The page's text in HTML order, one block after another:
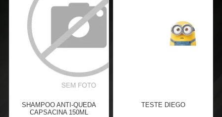
SHAMPOO ANTI-QUEDA
CAPSACINA 150ML
TESTE DIEGO